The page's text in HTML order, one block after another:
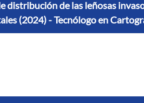
distribución de las leñosas
(2024) - Tecnólogo en